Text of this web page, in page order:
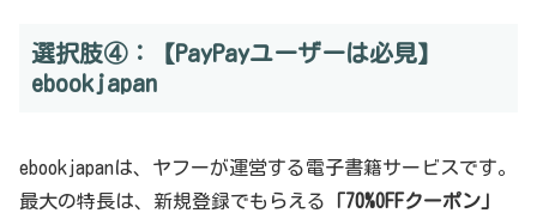
選択肢④：【PayPayユーザーは必見】
ebookjapan
ebookjapanは、ヤフーが運営する電子書籍サービスです。
最大の特長は、新規登録でもらえる
「70%OFFクーポン」